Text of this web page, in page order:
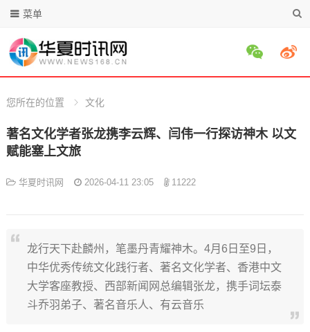
菜单
您所在的位置 文化
著名文化学者张龙携李云辉、闫伟一行探访神木 以文
赋能塞上文旅
华夏时讯网 2026-04-11 23:05 11222
龙行天下赴麟州，笔墨丹青耀神木。4月6日至9日，
中华优秀传统文化践行者、著名文化学者、香港中文
大学客座教授、西部新闻网总编辑张龙，携手词坛泰
斗乔羽弟子、著名音乐人、有云音乐